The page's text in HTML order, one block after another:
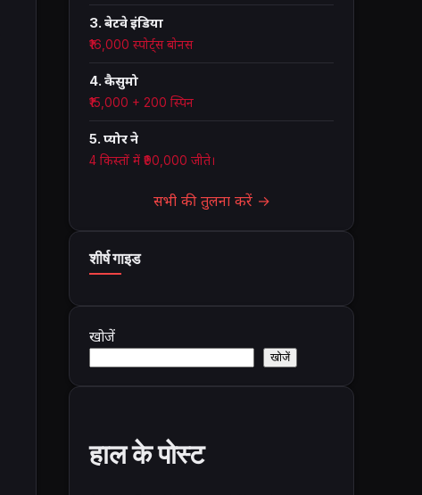
3. बेटवे इंडिया
₹16,000 स्पोर्ट्स बोनस
4. कैसुमो
₹15,000 + 200 स्पिन
5. प्योर ने
4 किस्तों में ₹90,000 जीते।
सभी की तुलना करें →
शीर्ष गाइड
खोजें
खोजें
हाल के पोस्ट